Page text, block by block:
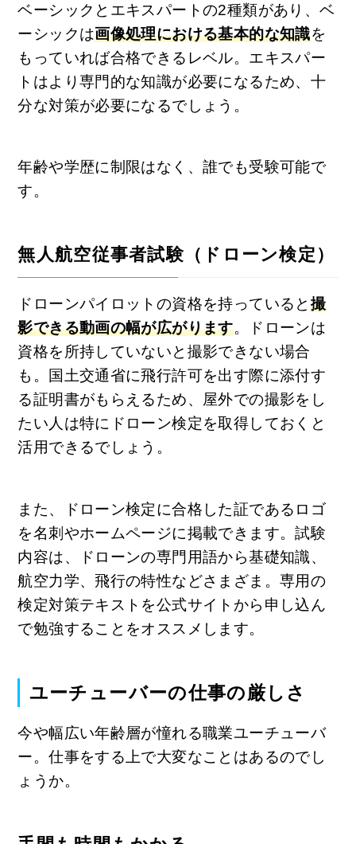
ベーシックとエキスパートの2種類があり、ベ
ーシックは画像処理における基本的な知識を
もっていれば合格できるレベル。エキスパー
トはより専門的な知識が必要になるため、十
分な対策が必要になるでしょう。
年齢や学歴に制限はなく、誰でも受験可能で
す。
無人航空従事者試験（ドローン検定）
ドローンパイロットの資格を持っていると 撮
影できる動画の幅が広がります。ドローンは
資格を所持していないと撮影できない場合
も。国土交通省に飛行許可を出す際に添付す
る証明書がもらえるため、屋外での撮影をし
たい人は特にドローン検定を取得しておくと
活用できるでしょう。
また、ドローン検定に合格した証であるロゴ
を名刺やホームページに掲載できます。試験
内容は、ドローンの専門用語から基礎知識、
航空力学、飛行の特性などさまざま。専用の
検定対策テキストを公式サイトから申し込ん
で勉強することをオススメします。
ユーチューバーの仕事の厳しさ
今や幅広い年齢層が憧れる職業ユーチューバ
ー。仕事をする上で大変なことはあるのでし
ょうか。